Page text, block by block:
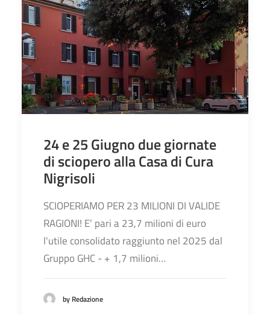
24 e 25 Giugno due giornate
di sciopero alla Casa di Cura
Nigrisoli
SCIOPERIAMO PER 23 MILIONI DI VALIDE
RAGIONI! E’ pari a 23,7 milioni di euro
l'utile consolidato raggiunto nel 2025 dal
Gruppo GHC - + 1,7 milioni…
by Redazione